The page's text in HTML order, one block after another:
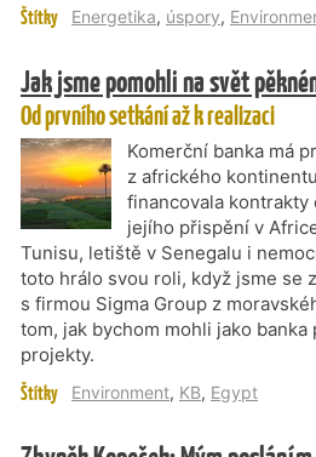
Štítky Energetika, úspory,
Jak jsme pomohli na svět
Od prvního setkání až k realizaci
Komerční banka má
z afrického
financovala kontrakty
jejího přispění v
Tunisu, letiště v Senegalu i
toto hrálo svou roli, když jsme se
s firmou Sigma Group z
tom, jak bychom mohli jako
projekty.
Štítky Environment, KB, Egypt